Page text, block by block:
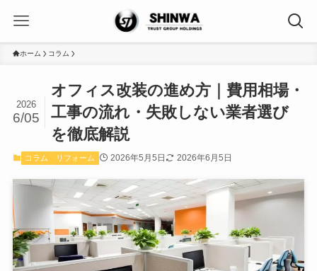
ホーム コラム
オフィス改装の進め方｜費用相場・
工事の流れ・失敗しない業者選び
を徹底解説
2026
6/05
コラム リフォーム 2026年5月5日 2026年6月5日